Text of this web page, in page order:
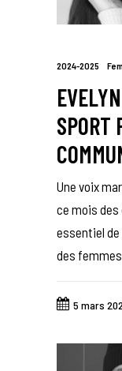
2024-2025
SPORT
Une voix
ce mois
essentiel
des
5 mars